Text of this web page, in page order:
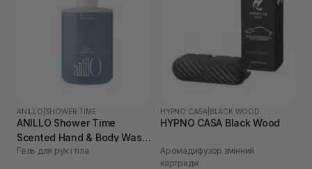
ANILLO SHOWER TIME
ANILLO Shower Time
Scented Hand & Body Wash
450 мл
Гель для рук і тіла
HYPNO CASA BLACK WOOD
HYPNO CASA Black Wood
Аромадифузор змінний
картридж